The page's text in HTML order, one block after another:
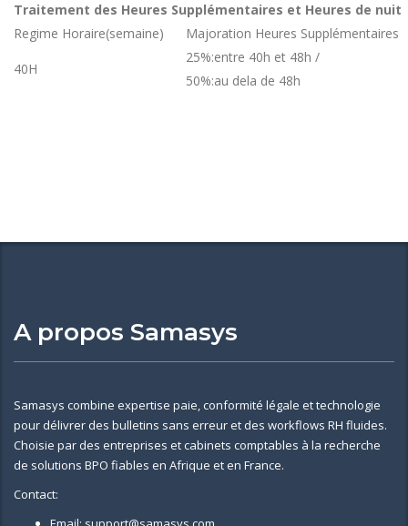
Traitement des Heures Supplémentaires et Heures de nuit
Regime Horaire(semaine)
Majoration Heures Supplémentaires
40H
25%:entre 40h et 48h /
50%:au dela de 48h
A propos Samasys
Samasys combine expertise paie, conformité légale et technologie
pour délivrer des bulletins sans erreur et des workflows RH fluides.
Choisie par des entreprises et cabinets comptables à la recherche
de solutions BPO fiables en Afrique et en France.
Contact: